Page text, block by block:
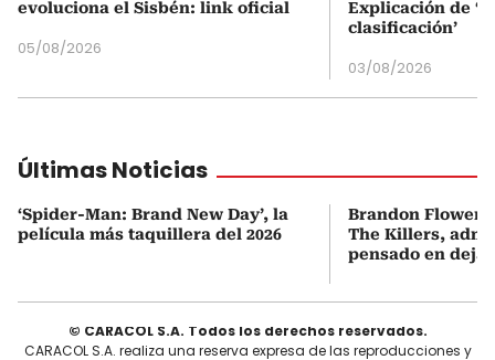
evoluciona el Sisbén: link oficial
05/08/2026
Explicación de
clasificación’
03/08/2026
Últimas Noticias
‘Spider-Man: Brand New Day’, la
película más taquillera del 2026
Brandon
The Killers,
pensado en
© CARACOL S.A. Todos los derechos reservados.
CARACOL S.A. realiza una reserva expresa de las reproducciones y